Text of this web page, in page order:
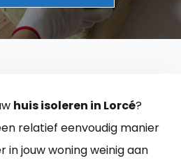
huis isoleren in Lorcé?
relatief eenvoudig manier
in jouw woning weinig aan